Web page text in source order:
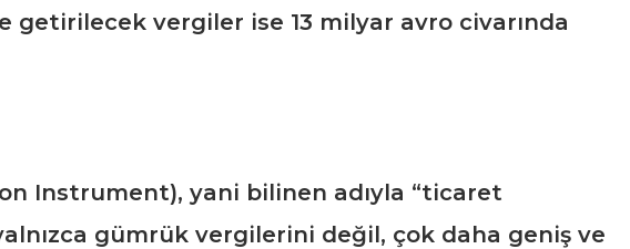
vergiler ise 13 milyar avro civarında
Instrument), yani bilinen adıyla “ticaret
gümrük vergilerini değil, çok daha geniş ve